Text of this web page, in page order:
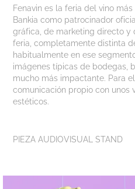
Fenavin es la feria del vino
Bankia como patrocinador
gráfica, de marketing directo
feria, completamente distinta
habitualmente en ese
imágenes típicas de bodegas,
mucho más impactante. Para
comunicación propio con unos
estéticos.
PIEZA AUDIOVISUAL STAND